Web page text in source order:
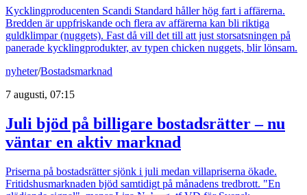
Kycklingproducenten Scandi Standard håller hög fart i affärerna.
Bredden är uppfriskande och flera av affärerna kan bli riktiga
guldklimpar (nuggets). Fast då vill det till att just storsatsningen på
panerade kycklingprodukter, av typen chicken nuggets, blir lönsam.
nyheter/Bostadsmarknad
7 augusti, 07:15
Juli bjöd på billigare bostadsrätter – nu
väntar en aktiv marknad
Priserna på bostadsrätter sjönk i juli medan villapriserna ökade.
Fritidshusmarknaden bjöd samtidigt på månadens tredbrott. "En